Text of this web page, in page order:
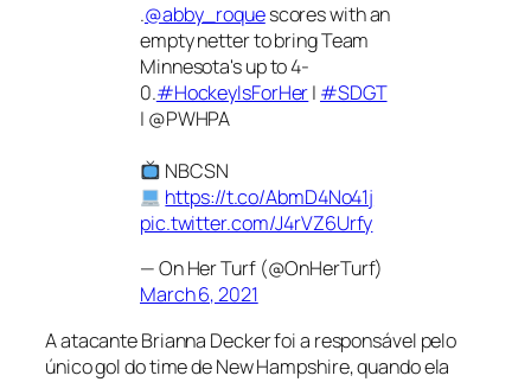
.@abby_roquescores with an
empty netter to bring Team
Minnesota's up to 4-
0.#HockeyIsForHer| #SDGT
| @PWHPA
NBCSN
https://t.co/AbmD4No41j
pic.twitter.com/J4rVZ6Urfy
— On Her Turf (@OnHerTurf)
March 6, 2021
A atacante Brianna Decker foi a responsável pelo
único gol do time de New Hampshire, quando ela